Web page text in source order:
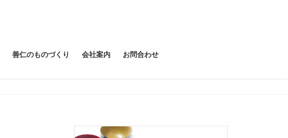
善仁のものづくり 会社案内 お問合わせ